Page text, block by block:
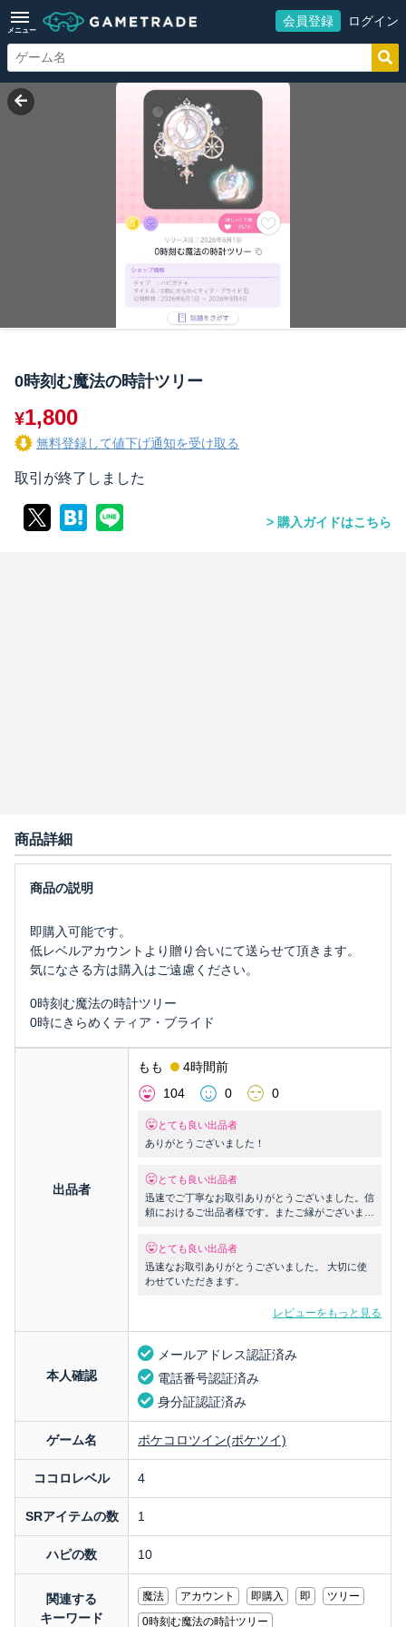
メニュー
会員登録 ログイン
0時刻む魔法の時計ツリー
¥1,800
無料登録して値下げ通知を受け取る
取引が終了しました
購入ガイドはこちら
商品詳細
即購入可能です。
低レベルアカウントより贈り合いにて送らせて頂きます。
気になさる方は購入はご遠慮ください。
0時刻む魔法の時計ツリー
0時にきらめくティア・ブライド
出品者
もも
4時間前
104
0 0
とても良い出品者
ありがとうございました！
とても良い出品者
迅速でご丁寧なお取引ありがとうございました。信
頼におけるご出品者様です。またご縁がございまし
とても良い出品者
迅速なお取引ありがとうございました。 大切に使
わせていただきます。
レビューをもっと見る
本人確認
メールアドレス認証済み
電話番号認証済み
身分証認証済み
ゲーム名 ポケコロツイン(ポケツイ)
ココロレベル 4
SRアイテムの数 1
ハピの数 10
関連する
キーワード
魔法 アカウント 即購入 即
ツリー
0時刻む魔法の時計ツリー